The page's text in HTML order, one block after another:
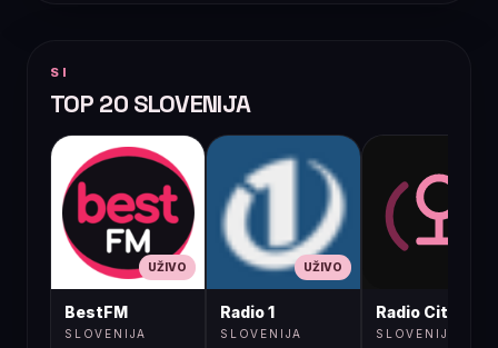
SI
TOP 20 SLOVENIJA
UŽIVO
BestFM
SLOVENIJA
UŽIVO
Radio 1
SLOVENIJA
Radio City
SLOVENIJA